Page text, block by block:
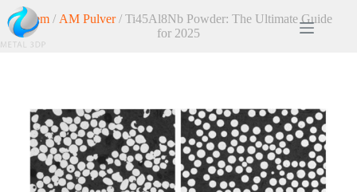
Hem/ AM Pulver/ Ti45Al8Nb Powder: The Ultimate Guide
for 2025